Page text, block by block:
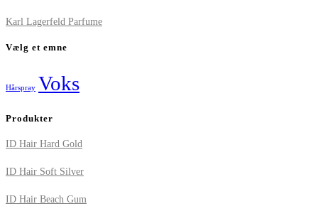
Karl Lagerfeld Parfume
Vælg et emne
Hårspray Voks
Produkter
ID Hair Hard Gold
ID Hair Soft Silver
ID Hair Beach Gum